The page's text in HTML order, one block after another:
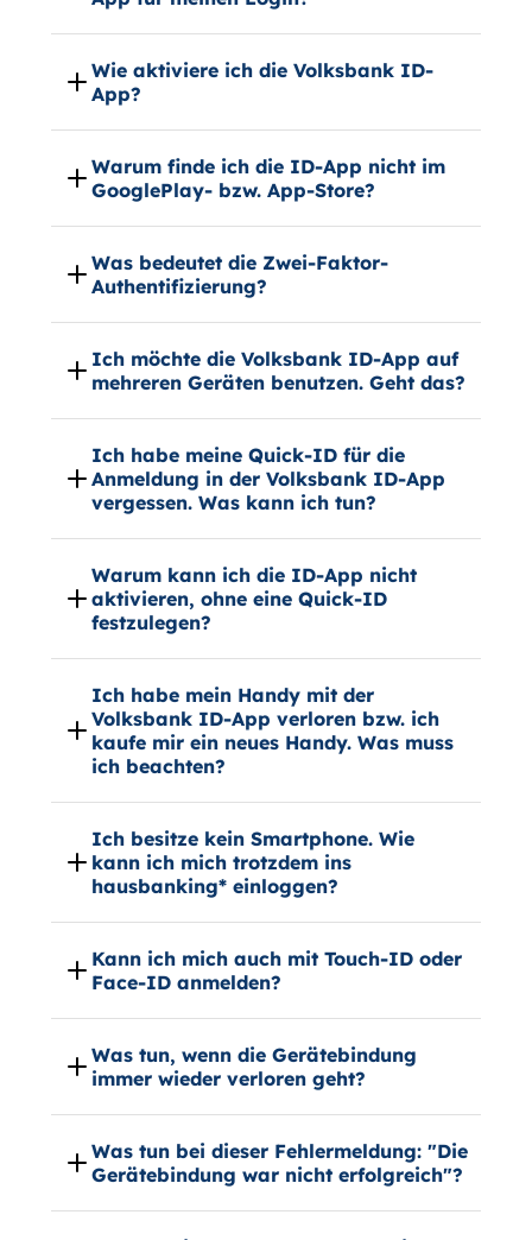
Wie aktiviere ich die Volksbank ID-
App?
Warum finde ich die ID-App nicht im
GooglePlay- bzw. App-Store?
Was bedeutet die Zwei-Faktor-
Authentifizierung?
Ich möchte die Volksbank ID-App auf
mehreren Geräten benutzen. Geht das?
Ich habe meine Quick-ID für die
Anmeldung in der Volksbank ID-App
vergessen. Was kann ich tun?
Warum kann ich die ID-App nicht
aktivieren, ohne eine Quick-ID
festzulegen?
Ich habe mein Handy mit der
Volksbank ID-App verloren bzw. ich
kaufe mir ein neues Handy. Was muss
ich beachten?
Ich besitze kein Smartphone. Wie
kann ich mich trotzdem ins
hausbanking* einloggen?
Kann ich mich auch mit Touch-ID oder
Face-ID anmelden?
Was tun, wenn die Gerätebindung
immer wieder verloren geht?
Was tun bei dieser Fehlermeldung: "Die
Gerätebindung war nicht erfolgreich"?